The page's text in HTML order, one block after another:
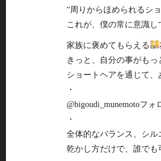
“周りからほめられるシ
これが、僕の常に意識し
家族に褒めてもらえる
きっと、自分の事がもっ
ショートヘアを通じて
・
@bigoudi_munemotoフ
・
全体的なバランス、シ
乾かし方だけで、誰で